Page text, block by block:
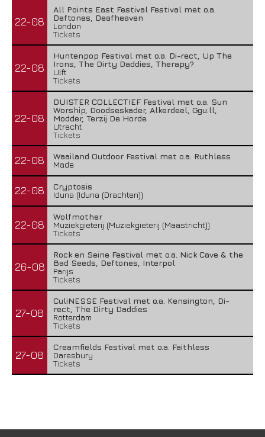
22-08
All Points East Festival Festival met o.a.
Deftones, Deafheaven
London
Tickets
22-08
Huntenpop Festival met o.a. Di-rect, Up The
Irons, The Dirty Daddies, Therapy?
Ulft
Tickets
22-08
DUISTER COLLECTIEF Festival met o.a. Sun
Worship, Doodseskader, Alkerdeel, Ggu:ll,
Modder, Terzij De Horde
Utrecht
Tickets
22-08
Waailand Outdoor Festival met o.a. Ruthless
Made
22-08
Cryptosis
Iduna (Iduna (Drachten))
22-08
Wolfmother
Muziekgieterij (Muziekgieterij (Maastricht))
Tickets
26-08
Rock en Seine Festival met o.a. Nick Cave & the
Bad Seeds, Deftones, Interpol
Parijs
Tickets
27-08
CuliNESSE Festival met o.a. Kensington, Di-
rect, The Dirty Daddies
Rotterdam
Tickets
27-08
Creamfields Festival met o.a. Faithless
Daresbury
Tickets